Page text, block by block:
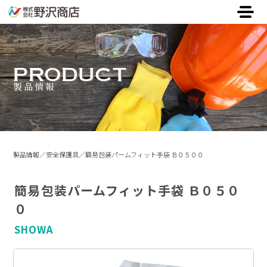
PRODUCT
製品情報
製品情報 安全保護具 簡易包装パームフィット手袋 Ｂ０５００
簡易包装パームフィット手袋 Ｂ０５０
０
SHOWA